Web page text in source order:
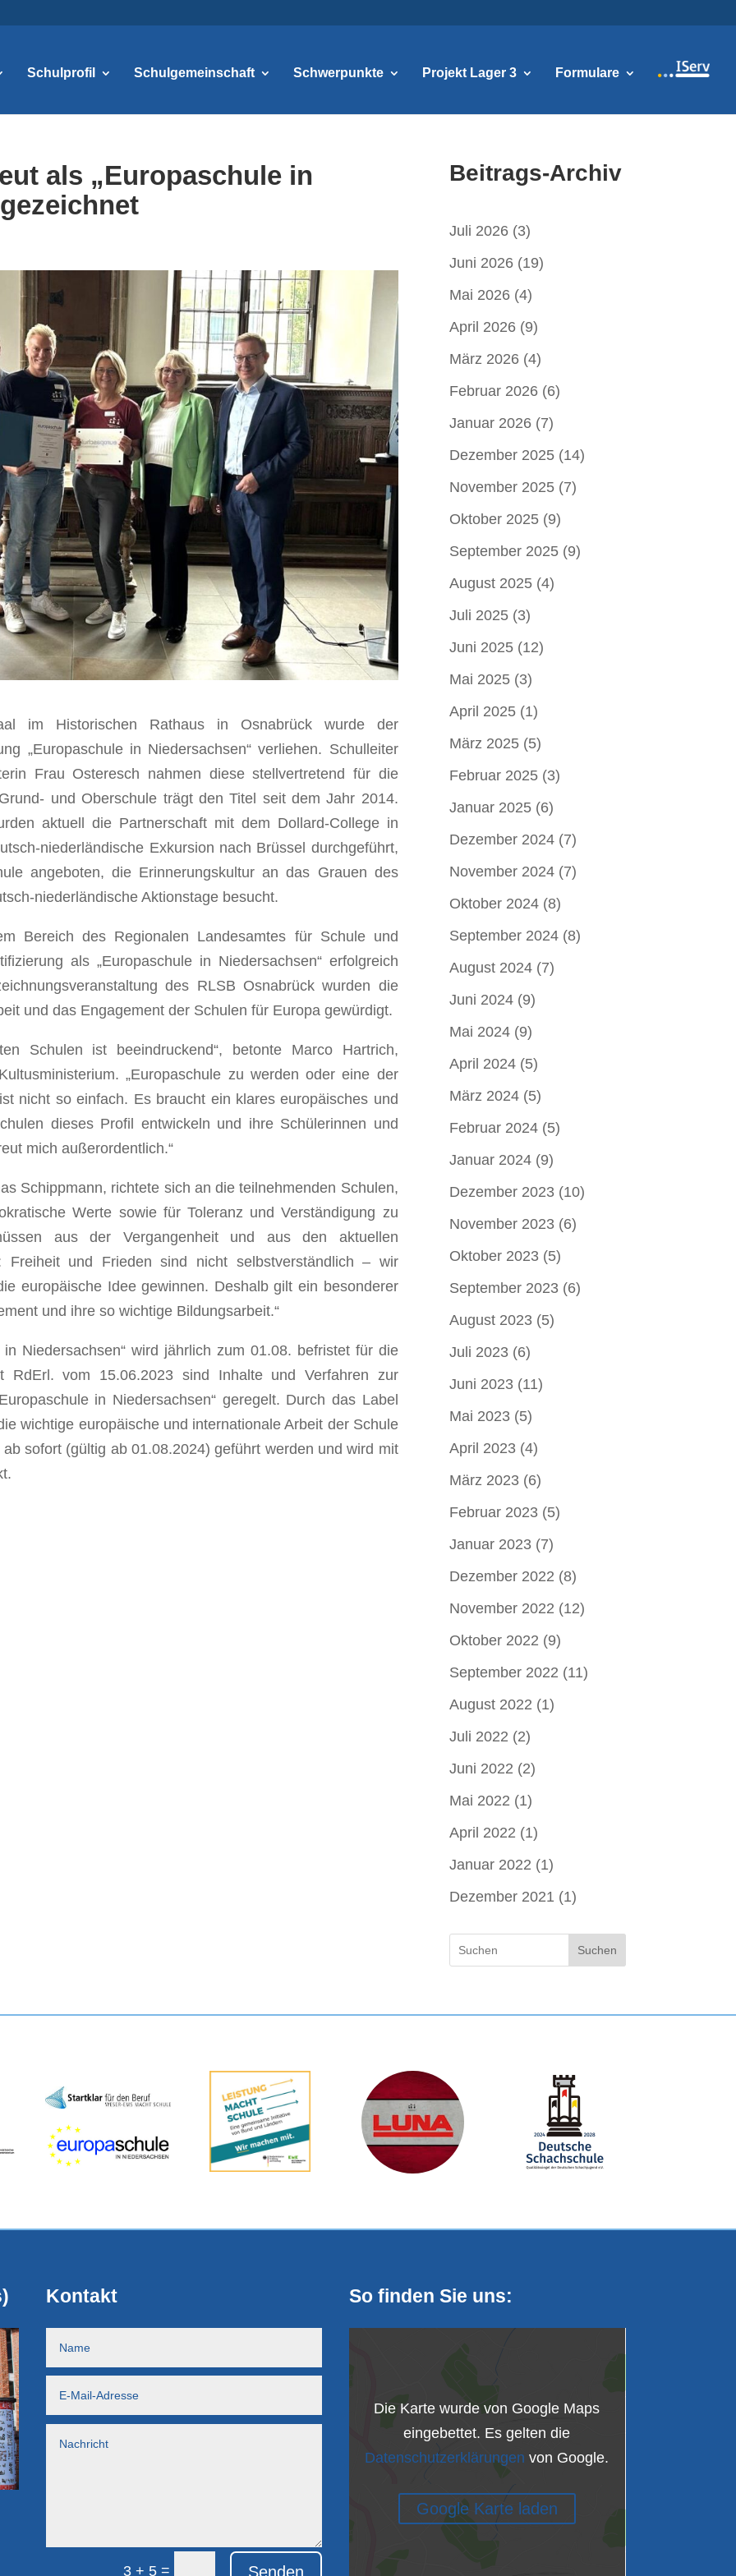
Schulprofil Schulgemeinschaft Schwerpunkte Projekt Lager 3 Formulare
als „Europaschule in
im Historischen Rathaus in Osnabrück wurde der
„Europaschule in Niedersachsen“ verliehen. Schulleiter
Frau Osteresch nahmen diese stellvertretend für die
und Oberschule trägt den Titel seit dem Jahr 2014.
aktuell die Partnerschaft mit dem Dollard-College in
niederländische Exkursion nach Brüssel durchgeführt,
angeboten, die Erinnerungskultur an das Grauen des
niederländische Aktionstage besucht.
Bereich des Regionalen Landesamtes für Schule und
als „Europaschule in Niedersachsen“ erfolgreich
des RLSB Osnabrück wurden die
und das Engagement der Schulen für Europa gewürdigt.
Schulen ist beeindruckend“, betonte Marco Hartrich,
„Europaschule zu werden oder eine der
nicht so einfach. Es braucht ein klares europäisches und
dieses Profil entwickeln und ihre Schülerinnen und
mich außerordentlich.“
Schippmann, richtete sich an die teilnehmenden Schulen,
Werte sowie für Toleranz und Verständigung zu
aus der Vergangenheit und aus den aktuellen
Freiheit und Frieden sind nicht selbstverständlich – wir
europäische Idee gewinnen. Deshalb gilt ein besonderer
und ihre so wichtige Bildungsarbeit.“
Niedersachsen“ wird jährlich zum 01.08. befristet für die
RdErl. vom 15.06.2023 sind Inhalte und Verfahren zur
in Niedersachsen“ geregelt. Durch das Label
wichtige europäische und internationale Arbeit der Schule
sofort (gültig ab 01.08.2024) geführt werden und wird mit
Beitrags-Archiv
Juli 2026(3)
Juni 2026(19)
Mai 2026(4)
April 2026(9)
März 2026(4)
Februar 2026(6)
Januar 2026(7)
Dezember 2025(14)
November 2025(7)
Oktober 2025(9)
September 2025(9)
August 2025(4)
Juli 2025(3)
Juni 2025(12)
Mai 2025(3)
April 2025(1)
März 2025(5)
Februar 2025(3)
Januar 2025(6)
Dezember 2024(7)
November 2024(7)
Oktober 2024(8)
September 2024(8)
August 2024(7)
Juni 2024(9)
Mai 2024(9)
April 2024(5)
März 2024(5)
Februar 2024(5)
Januar 2024(9)
Dezember 2023(10)
November 2023(6)
Oktober 2023(5)
September 2023(6)
August 2023(5)
Juli 2023(6)
Juni 2023(11)
Mai 2023(5)
April 2023(4)
März 2023(6)
Februar 2023(5)
Januar 2023(7)
Dezember 2022 (8)
November 2022 (12)
Oktober 2022 (9)
September 2022 (11)
August 2022 (1)
Juli 2022 (2)
Juni 2022 (2)
Mai 2022 (1)
April 2022 (1)
Januar 2022 (1)
Dezember 2021 (1)
Suchen
Kontakt
3 + 5 = Senden
So finden Sie uns:
Die Karte wurde von Google Maps
eingebettet. Es gelten die
Datenschutzerklärungen von Google.
Google Karte laden